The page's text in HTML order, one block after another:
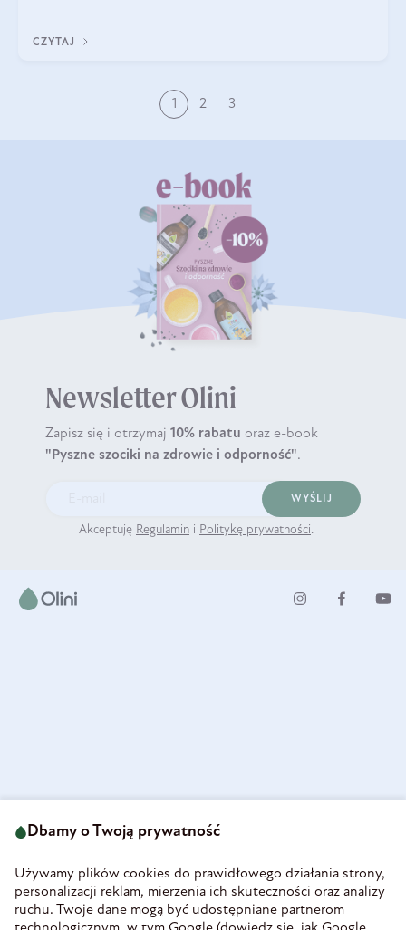
CZYTAJ
1 2 3
Newsletter Olini
Zapisz się i otrzymaj 10% rabatu oraz e-book
"Pyszne szociki na zdrowie i odporność".
WYŚLIJ
Akceptuję Regulamin i Politykę prywatności.
58-160 Świebodzice
REGON 890213034
INFORMACJE
Dbamy o Twoją prywatność
Używamy plików cookies do prawidłowego działania strony,
personalizacji reklam, mierzenia ich skuteczności oraz analizy
ruchu. Twoje dane mogą być udostępniane partnerom